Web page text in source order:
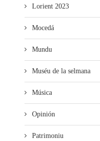
Lorient 2023
Mocedá
Mundu
Muséu de la selmana
Música
Opinión
Patrimoniu